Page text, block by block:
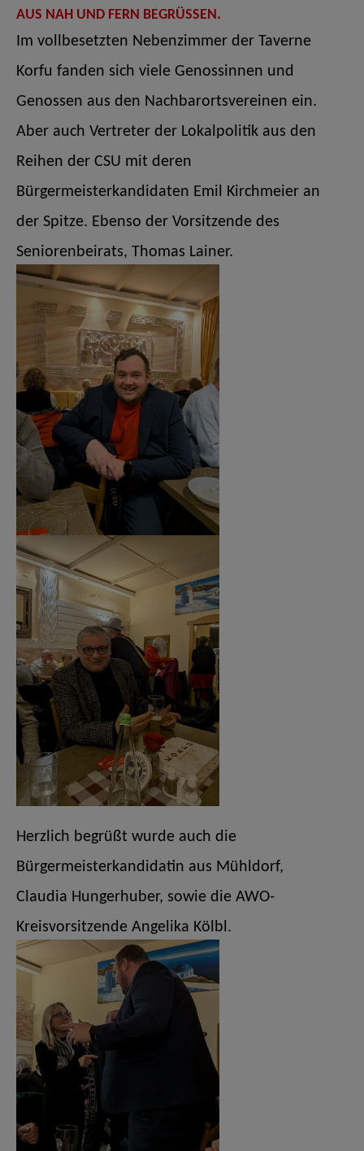
AUS NAH UND FERN BEGRÜSSEN.
Im vollbesetzten Nebenzimmer der Taverne
Korfu fanden sich viele Genossinnen und
Genossen aus den Nachbarortsvereinen ein.
Aber auch Vertreter der Lokalpolitik aus den
Reihen der CSU mit deren
Bürgermeisterkandidaten Emil Kirchmeier an
der Spitze. Ebenso der Vorsitzende des
Seniorenbeirats, Thomas Lainer.
Herzlich begrüßt wurde auch die
Bürgermeisterkandidatin aus Mühldorf,
Claudia Hungerhuber, sowie die AWO-
Kreisvorsitzende Angelika Kölbl.